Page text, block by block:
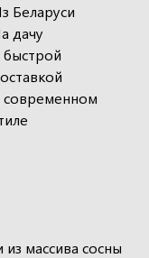
Беларуси
дачу
быстрой
современном
массива сосны